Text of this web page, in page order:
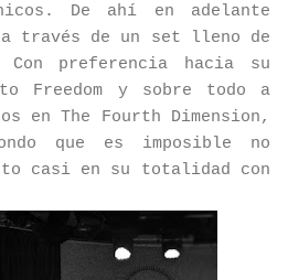
De ahí en adelante
través de un set lleno de
Con preferencia hacia su
Freedom y sobre todo a
en The Fourth Dimension,
que es imposible no
casi en su totalidad con